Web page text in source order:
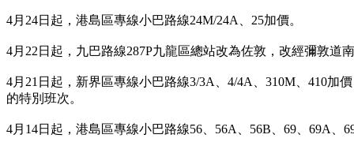
4月24日起，港島區專線小巴路線24M/24A、25加價。
4月22日起，九巴路線287P九龍區總站改為佐敦，改經彌敦道
4月21日起，新界區專線小巴路線3/3A、4/4A、310M、410加
的特別班次。
4月14日起，港島區專線小巴路線56、56A、56B、69、69A、